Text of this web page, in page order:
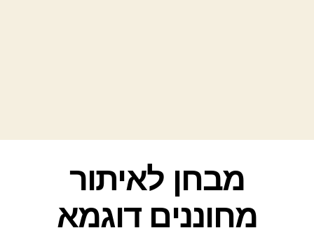
קטגוריות
מבחן לאיתור
מחוננים דוגמא